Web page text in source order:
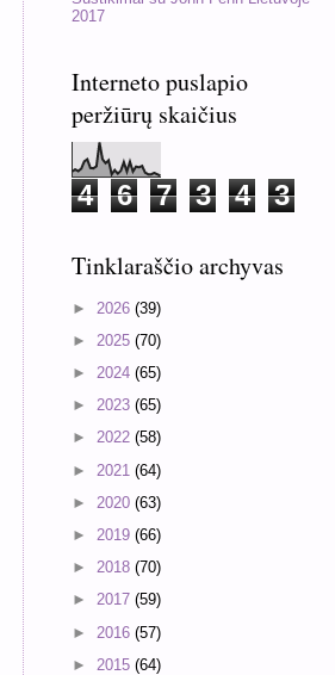
2017
Interneto puslapio
peržiūrų skaičius
4 6 7 3 4 3
Tinklaraščio archyvas
► 2026 (39)
► 2025 (70)
► 2024 (65)
► 2023 (65)
► 2022 (58)
► 2021 (64)
► 2020 (63)
► 2019 (66)
► 2018 (70)
► 2017 (59)
► 2016 (57)
► 2015 (64)